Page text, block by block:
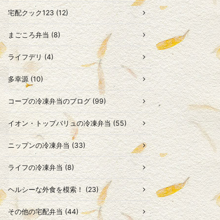
宅配クック123 (12)
まごころ弁当 (8)
ライフデリ (4)
多幸源 (10)
コープの冷凍弁当のブログ (99)
イオン・トップバリュの冷凍弁当 (55)
ニップンの冷凍弁当 (33)
ライフの冷凍弁当 (8)
ヘルシーな外食を模索！ (23)
その他の宅配弁当 (44)